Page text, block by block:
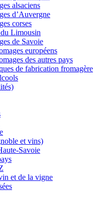
alsaciens
d’Auvergne
corses
Limousin
de Savoie
européens
des autres pays
de fabrication fromagère
et vins)
Savoie
et de la vigne